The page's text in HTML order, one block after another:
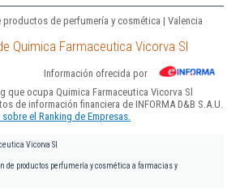
de perfumería y cosmética | Valencia
Quimica Farmaceutica Vicorva Sl
Información ofrecida por
que ocupa Quimica Farmaceutica Vicorva Sl
de información financiera de INFORMA D&B S.A.U.
el Ranking de Empresas.
Vicorva Sl
de productos perfumería y cosmética a farmacias y